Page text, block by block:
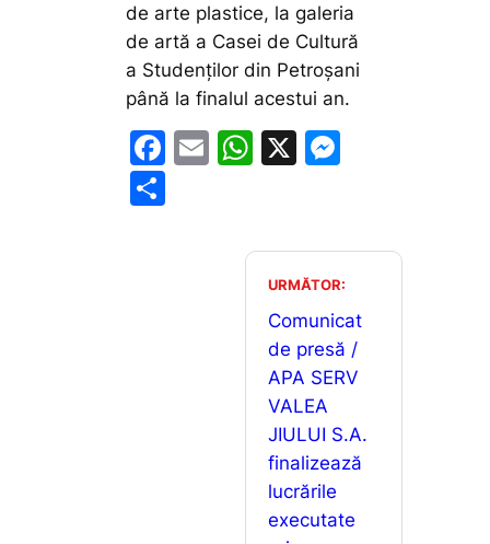
de arte plastice, la galeria
de artă a Casei de Cultură
a Studenților din Petroșani
până la finalul acestui an.
F
E
W
s
A
p
p
X
s
e
n
g
er
URMĂTOR:
Comunicat
de presă /
APA SERV
VALEA
JIULUI S.A.
finalizează
lucrările
executate